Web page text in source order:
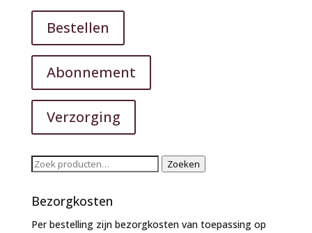
Bestellen
Abonnement
Verzorging
Zoeken
Zoeken
Bezorgkosten
Per bestelling zijn bezorgkosten van toepassing op